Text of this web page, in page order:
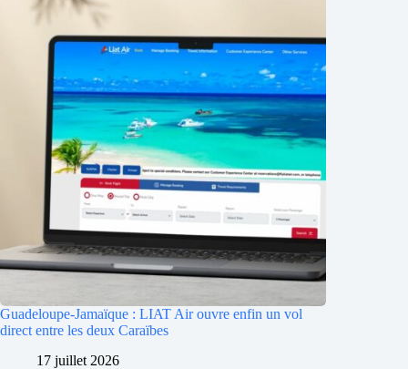
Guadeloupe-Jamaïque : LIAT Air ouvre enfin un vol
direct entre les deux Caraïbes
17 juillet 2026